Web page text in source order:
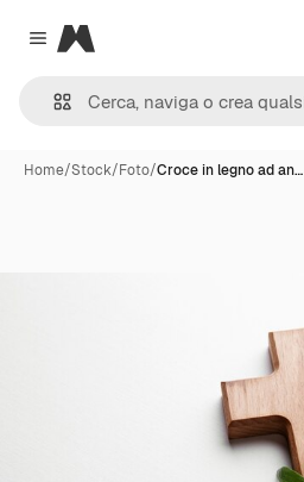
Close menu
Magnific
Home/Stock/Foto/Croce in legno ad an…